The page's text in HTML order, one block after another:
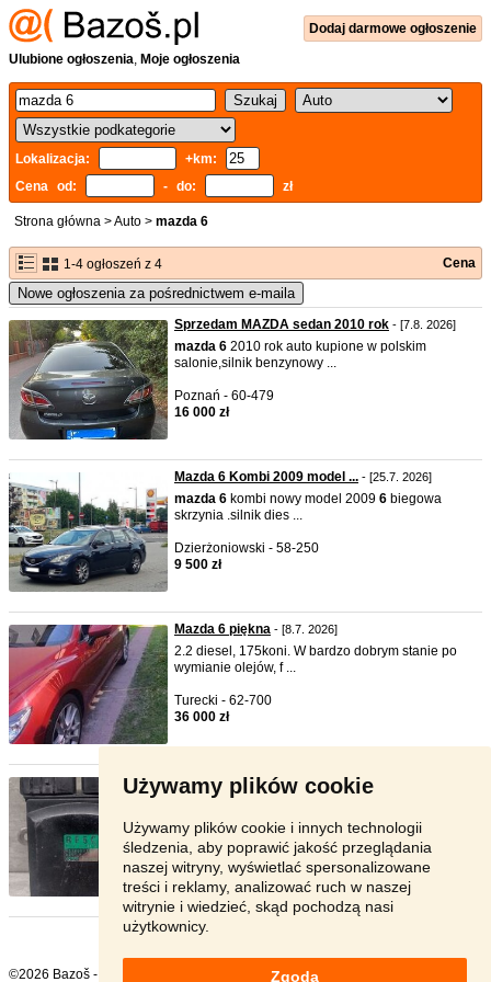
Używamy plików cookie
Używamy plików cookie i innych technologii
śledzenia, aby poprawić jakość przeglądania
naszej witryny, wyświetlać spersonalizowane
treści i reklamy, analizować ruch w naszej
witrynie i wiedzieć, skąd pochodzą nasi
użytkownicy.
Zgoda
Dodaj darmowe ogłoszenie
Ulubione ogłoszenia, Moje ogłoszenia
Lokalizacja:
+km:
Cena od:
- do: zł
Strona główna >Auto > mazda 6
1-4 ogłoszeń z 4 Cena
Nowe ogłoszenia za pośrednictwem e-maila
Sprzedam MAZDA sedan 2010 rok - [7.8. 2026]
mazda 6 2010 rok auto kupione w polskim
salonie,silnik benzynowy ...
Poznań - 60-479
16 000 zł
Mazda 6 Kombi 2009 model ... - [25.7. 2026]
mazda 6 kombi nowy model 2009 6 biegowa
skrzynia .silnik dies ...
Dzierżoniowski - 58-250
9 500 zł
Mazda 6 piękna - [8.7. 2026]
2.2 diesel, 175koni. W bardzo dobrym stanie po
wymianie olejów, f ...
Turecki - 62-700
36 000 zł
MAZDA 6 2.0 MODUŁ WTRYSKIWACZA ...
2026]
mazda 6
2.0 D MODUŁ WTRYSKIWACZA
IDENTYFIKACJA: RF5C 131000-1241 ...
Zagranica - 00-000
170 zł
©2026 Bazoš -